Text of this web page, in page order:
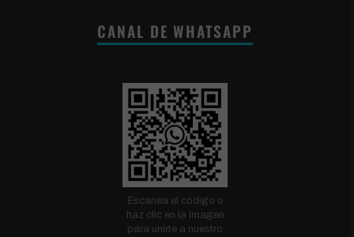
CANAL DE WHATSAPP
Escanea el código o
haz clic en la imagen
para unirte a nuestro